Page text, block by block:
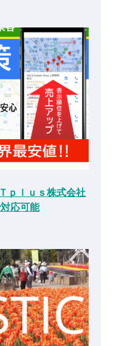
ｐｌｕｓ株式会社
応可能